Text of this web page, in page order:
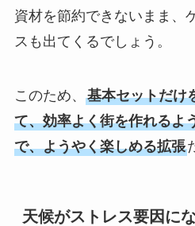
資材を節約できないまま、
スも出てくるでしょう。
このため、 基本セットだけ
て、効率よく街を作れるよ
で、ようやく楽しめる拡張
天候がストレス要因に